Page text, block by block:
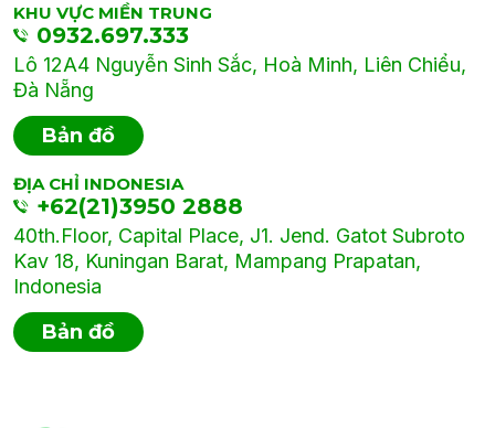
KHU VỰC MIỀN TRUNG
0932.697.333
Lô 12A4 Nguyễn Sinh Sắc, Hoà Minh, Liên Chiểu,
Đà Nẵng
Bản đồ
ĐỊA CHỈ INDONESIA
+62(21)3950 2888
40th.Floor, Capital Place, J1. Jend. Gatot Subroto
Kav 18, Kuningan Barat, Mampang Prapatan,
Indonesia
Bản đồ